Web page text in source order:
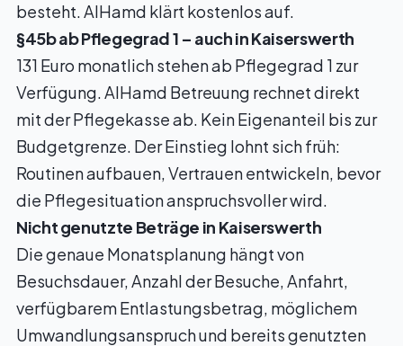
besteht. AlHamd klärt kostenlos auf.
§45b ab Pflegegrad 1 – auch in Kaiserswerth
131 Euro monatlich stehen ab Pflegegrad 1 zur
Verfügung. AlHamd Betreuung rechnet direkt
mit der Pflegekasse ab. Kein Eigenanteil bis zur
Budgetgrenze. Der Einstieg lohnt sich früh:
Routinen aufbauen, Vertrauen entwickeln, bevor
die Pflegesituation anspruchsvoller wird.
Nicht genutzte Beträge in Kaiserswerth
Die genaue Monatsplanung hängt von
Besuchsdauer, Anzahl der Besuche, Anfahrt,
verfügbarem Entlastungsbetrag, möglichem
Umwandlungsanspruch und bereits genutzten